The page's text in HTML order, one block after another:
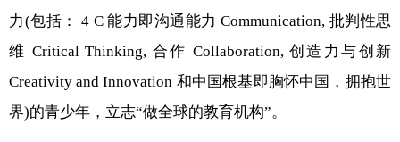
力(包括： 4 C 能力即沟通能力 Communication, 批判性思
维 Critical Thinking, 合作 Collaboration, 创造力与创新
Creativity and Innovation 和中国根基即胸怀中国，拥抱世
界)的青少年，立志“做全球的教育机构”。